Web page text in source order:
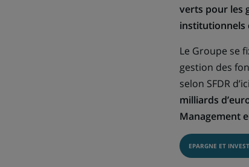
verts pour les
institutionnels
Le Groupe se
gestion des
selon SFDR
milliards
Management
EPARGNE ET